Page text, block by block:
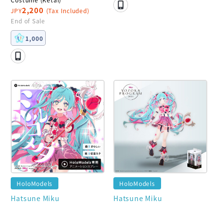
JPY2,200 (Tax Included)
End of Sale
1,000
HoloModels
Hatsune Miku
HoloModels
Hatsune Miku